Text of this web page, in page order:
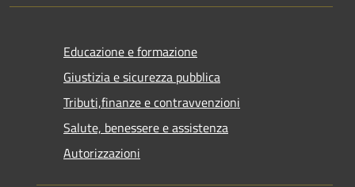
Educazione e formazione
Giustizia e sicurezza pubblica
Tributi,finanze e contravvenzioni
Salute, benessere e assistenza
Autorizzazioni